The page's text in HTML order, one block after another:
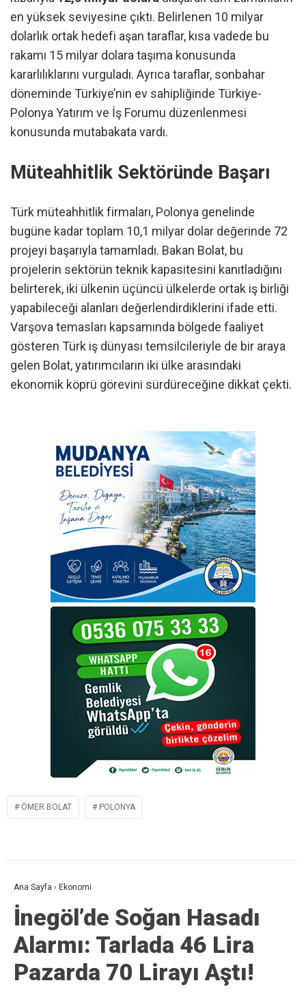
en yüksek seviyesine çıktı. Belirlenen 10 milyar
dolarlık ortak hedefi aşan taraflar, kısa vadede bu
rakamı 15 milyar dolara taşıma konusunda
kararlılıklarını vurguladı. Ayrıca taraflar, sonbahar
döneminde Türkiye’nin ev sahipliğinde Türkiye-
Polonya Yatırım ve İş Forumu düzenlenmesi
konusunda mutabakata vardı.
Müteahhitlik Sektöründe Başarı
Türk müteahhitlik firmaları, Polonya genelinde
bugüne kadar toplam 10,1 milyar dolar değerinde 72
projeyi başarıyla tamamladı. Bakan Bolat, bu
projelerin sektörün teknik kapasitesini kanıtladığını
belirterek, iki ülkenin üçüncü ülkelerde ortak iş birliği
yapabileceği alanları değerlendirdiklerini ifade etti.
Varşova temasları kapsamında bölgede faaliyet
gösteren Türk iş dünyası temsilcileriyle de bir araya
gelen Bolat, yatırımcıların iki ülke arasındaki
ekonomik köprü görevini sürdüreceğine dikkat çekti.
ÖMER BOLAT POLONYA
Ana Sayfa › Ekonomi
İnegöl’de Soğan Hasadı
Alarmı: Tarlada 46 Lira
Pazarda 70 Lirayı Aştı!